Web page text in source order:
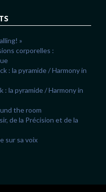
»
corporelles :
: la pyramide / Harmony in
: la pyramide / Harmony in
the room
de la Précision et de la
sur sa voix